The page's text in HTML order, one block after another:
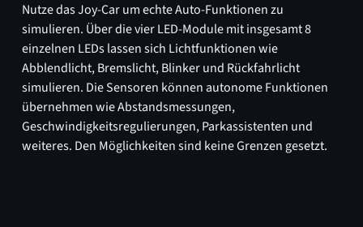
Nutze das Joy-Car um echte Auto-Funktionen zu
simulieren. Über die vier LED-Module mit insgesamt 8
einzelnen LEDs lassen sich Lichtfunktionen wie
Abblendlicht, Bremslicht, Blinker und Rückfahrlicht
simulieren. Die Sensoren können autonome Funktionen
übernehmen wie Abstandsmessungen,
Geschwindigkeitsregulierungen, Parkassistenten und
weiteres. Den Möglichkeiten sind keine Grenzen gesetzt.